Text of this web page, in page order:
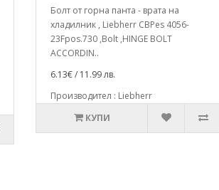
Болт от горна панта - врата на
хладилник , Liebherr CBPes 4056-
23Fpos.730 ,Bolt ,HINGE BOLT
ACCORDIN..
6.13€ / 11.99 лв.
Производител : Liebherr
КУПИ